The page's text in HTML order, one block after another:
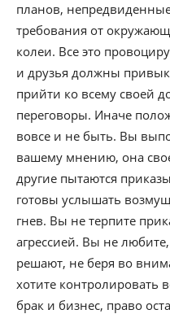
планов,
требования от
колеи. Все это
и друзья должны
прийти ко всему своей
переговоры. Иначе
вовсе и не быть. Вы
вашему мнению, она
другие пытаются
готовы услышать
гнев. Вы не терпите
агрессией. Вы не
решают, не беря во
хотите контролировать
брак и бизнес, право